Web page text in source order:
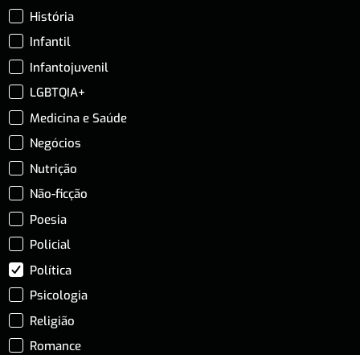
História
Infantil
Infantojuvenil
LGBTQIA+
Medicina e Saúde
Negócios
Nutrição
Não-ficção
Poesia
Policial
Política
Psicologia
Religião
Romance